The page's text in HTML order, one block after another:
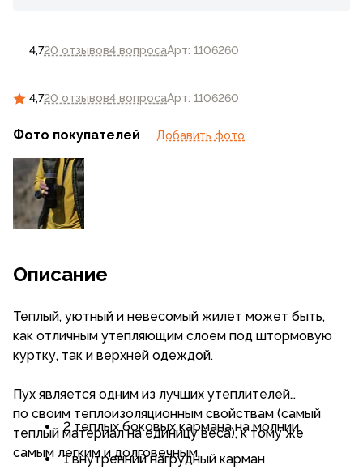
4,720 отзывов4 вопросаАрт: 1106260
4,720 отзывов4 вопросаАрт: 1106260
Фото покупателей Добавить фото
Описание
Теплый, уютный и невесомый жилет может быть,
как отличным утепляющим слоем под штормовую
куртку, так и верхней одеждой.
Пух является одним из лучших утеплителей
по своим теплоизоляционным свойствам (самый
теплый материал на единицу веса), к тому же
самым легким и долговечным.
2 теплых боковых кармана на молнии
1 внутренний нагрудный карман